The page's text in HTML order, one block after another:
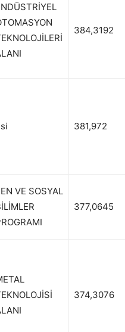
384,3192
381,972
VE SOSYAL
377,0645
374,3076